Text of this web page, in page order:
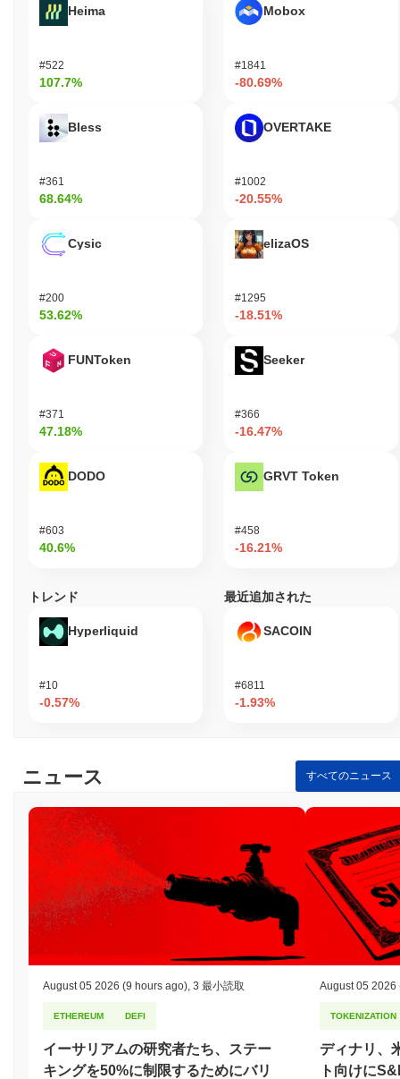
Heima
#522
107.7%
Bless
#361
68.64%
Cysic
#200
53.62%
FUNToken
#371
47.18%
DODO
#603
40.6%
Mobox
#1841
-80.69%
OVERTAKE
#1002
-20.55%
elizaOS
#1295
-18.51%
Seeker
#366
-16.47%
GRVT Token
#458
-16.21%
トレンド
Hyperliquid
#10
-0.57%
最近追加された
SACOIN
#6811
-1.93%
ニュース すべてのニュース
August 05 2026 (9 hours ago) 3 最小読取
ETHEREUM DEFI
イーサリアムの研究者たち、ステー
キングを50%に制限するためにバリ
August 05 2026
TOKENIZATION
ディナリ、
ト向けに